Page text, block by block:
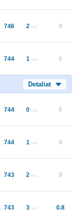
746 2 m/s 0
744 1 m/s 0
Detaliat
744 0 m/s 0
744 1 m/s 0
743 2 m/s 0
743 3 m/s 0.8